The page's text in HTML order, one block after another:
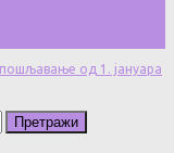
од 1. јануара